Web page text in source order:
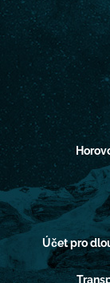
Účet pro